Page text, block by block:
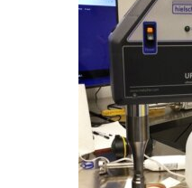
迅速かつ効率的に単一の